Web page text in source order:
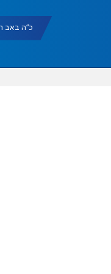
כ"ה באב תשפ"ו